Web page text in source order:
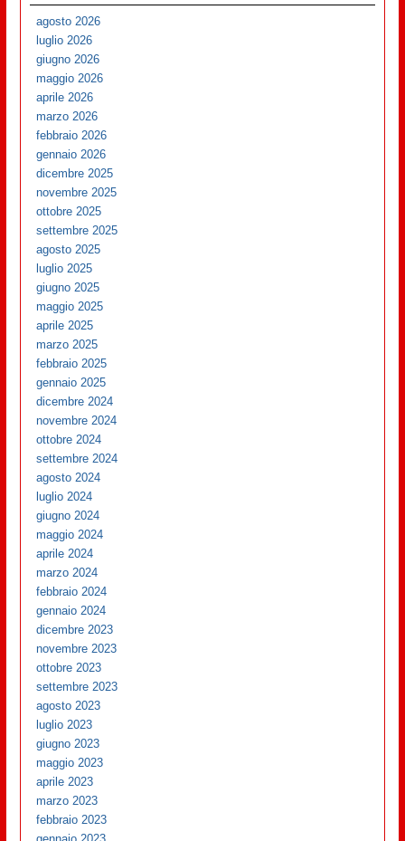
agosto 2026
luglio 2026
giugno 2026
maggio 2026
aprile 2026
marzo 2026
febbraio 2026
gennaio 2026
dicembre 2025
novembre 2025
ottobre 2025
settembre 2025
agosto 2025
luglio 2025
giugno 2025
maggio 2025
aprile 2025
marzo 2025
febbraio 2025
gennaio 2025
dicembre 2024
novembre 2024
ottobre 2024
settembre 2024
agosto 2024
luglio 2024
giugno 2024
maggio 2024
aprile 2024
marzo 2024
febbraio 2024
gennaio 2024
dicembre 2023
novembre 2023
ottobre 2023
settembre 2023
agosto 2023
luglio 2023
giugno 2023
maggio 2023
aprile 2023
marzo 2023
febbraio 2023